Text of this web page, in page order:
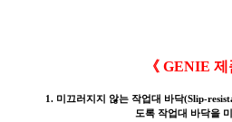
《 GENIE 제
1. 미끄러지지 않는 작업대 바닥(Slip-
도록 작업대 바닥을